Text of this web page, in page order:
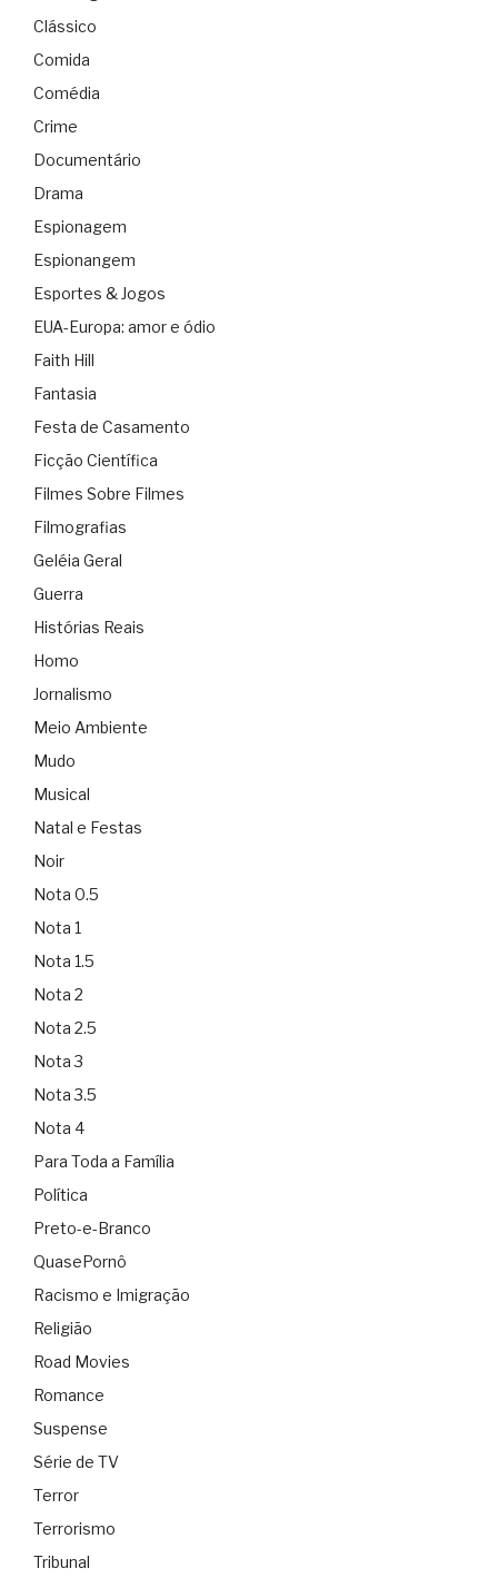
Clássico
Comida
Comédia
Crime
Documentário
Drama
Espionagem
Espionangem
Esportes & Jogos
EUA-Europa: amor e ódio
Faith Hill
Fantasia
Festa de Casamento
Ficção Científica
Filmes Sobre Filmes
Filmografias
Geléia Geral
Guerra
Histórias Reais
Homo
Jornalismo
Meio Ambiente
Mudo
Musical
Natal e Festas
Noir
Nota 0.5
Nota 1
Nota 1.5
Nota 2
Nota 2.5
Nota 3
Nota 3.5
Nota 4
Para Toda a Família
Política
Preto-e-Branco
QuasePornô
Racismo e Imigração
Religião
Road Movies
Romance
Suspense
Série de TV
Terror
Terrorismo
Tribunal